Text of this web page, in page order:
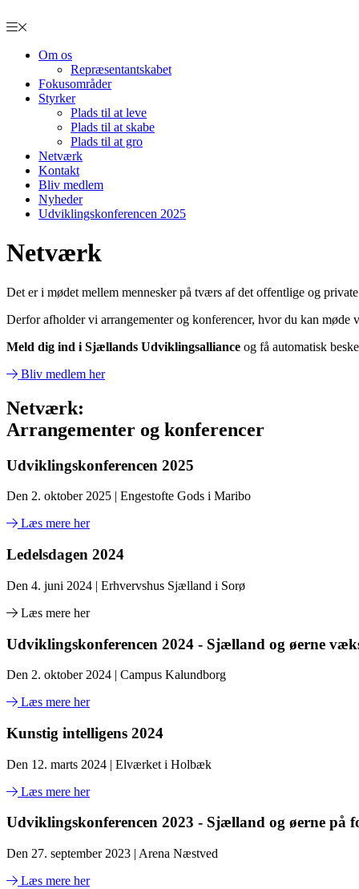
Om os
Repræsentantskabet
Fokusområder
Styrker
Plads til at leve
Plads til at skabe
Plads til at gro
Netværk
Kontakt
Bliv medlem
Nyheder
Udviklingskonferencen 2025
Netværk
Det er i mødet mellem mennesker på tværs af det offentlige og
Derfor afholder vi arrangementer og konferencer, hvor du kan
Meld dig ind i Sjællands Udviklingsalliance og få automatisk
Bliv medlem her
Netværk:
Arrangementer og konferencer
Udviklingskonferencen 2025
Den 2. oktober 2025 | Engestofte Gods i Maribo
Læs mere her
Ledelsdagen 2024
Den 4. juni 2024 | Erhvervshus Sjælland i Sorø
Læs mere her
Udviklingskonferencen 2024 - Sjælland og øerne
Den 2. oktober 2024 | Campus Kalundborg
Læs mere her
Kunstig intelligens 2024
Den 12. marts 2024 | Elværket i Holbæk
Læs mere her
Udviklingskonferencen 2023 - Sjælland og øerne på
Den 27. september 2023 | Arena Næstved
Læs mere her